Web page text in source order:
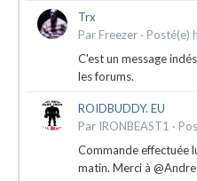
Trx
Par Freezer · Posté(e)
C'est un message
les forums.
ROIDBUDDY. EU
Par IRONBEAST1 ·
Commande effectuée
matin. Merci à